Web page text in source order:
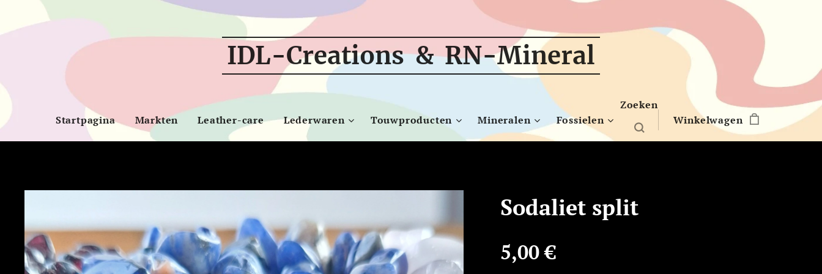
IDL-Creations & RN-Mineral
Startpagina Markten Leather-care Lederwaren Touwproducten Mineralen Fossielen
Zoeken
Winkelwagen
Sodaliet split
5,00€